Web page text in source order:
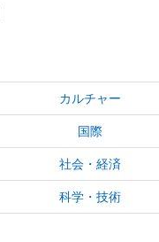
カルチャー
国際
社会・経済
科学・技術